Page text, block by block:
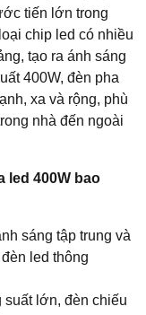
tiến lớn trong
chip led có nhiều
tạo ra ánh sáng
400W, đèn pha
xa và rộng, phù
nhà đến ngoài
led 400W bao
sáng tập trung và
led thông
suất lớn, đèn chiếu